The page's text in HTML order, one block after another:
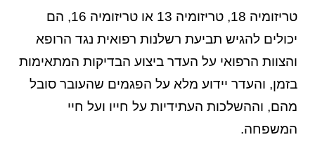
טריזומיה 18, טריזומיה 13 או טריזומיה 16, הם
יכולים להגיש תביעת רשלנות רפואית נגד הרופא
והצוות הרפואי על העדר ביצוע הבדיקות המתאימות
בזמן, והעדר יידוע מלא על הפגמים שהעובר סובל
מהם, וההשלכות העתידיות על חייו ועל חיי
המשפחה.